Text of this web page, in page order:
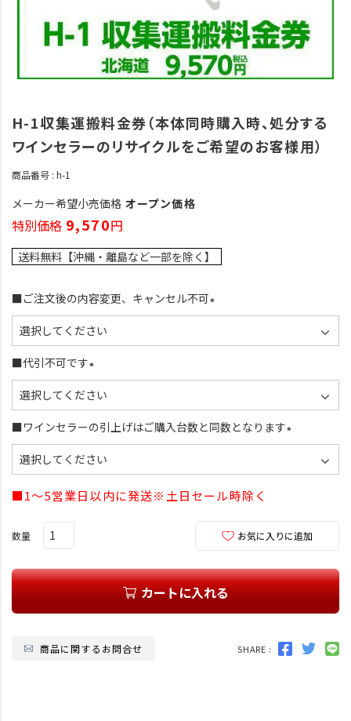
H-1収集運搬料金券（本体同時購入時、処分する
ワインセラーのリサイクルをご希望のお客様用）
商品番号 h-1
メーカー希望小売価格 オープン価格
特別価格 9,570
送料無料【沖縄・離島など一部を除く】
■ご注文後の内容変更、キャンセル不可
)
■代引不可です
(
必
須
)
■ワインセラーの引上げはご購入台数と同数となります
■1～5営業日以内に発送※土日セール時除く
お気に入りに追加
カートに入れる
商品に関するお問合せ SHARE :